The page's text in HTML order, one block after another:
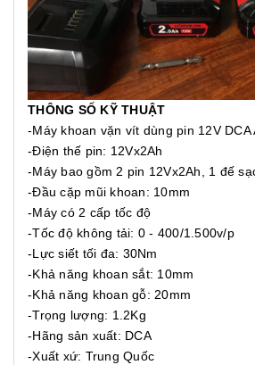
THÔNG SỐ KỸ THUẬT
-Máy khoan vặn vít dùng pin 12V DCA
-Điện thế pin: 12Vx2Ah
-Máy bao gồm 2 pin 12Vx2Ah, 1 đế
-Đầu cặp mũi khoan: 10mm
-Máy có 2 cấp tốc độ
-Tốc độ không tải: 0 - 400/1.500v/p
-Lực siết tối đa: 30Nm
-Khả năng khoan sắt: 10mm
-Khả năng khoan gỗ: 20mm
-Trọng lượng: 1.2Kg
-Hãng sản xuất: DCA
-Xuất xứ: Trung Quốc